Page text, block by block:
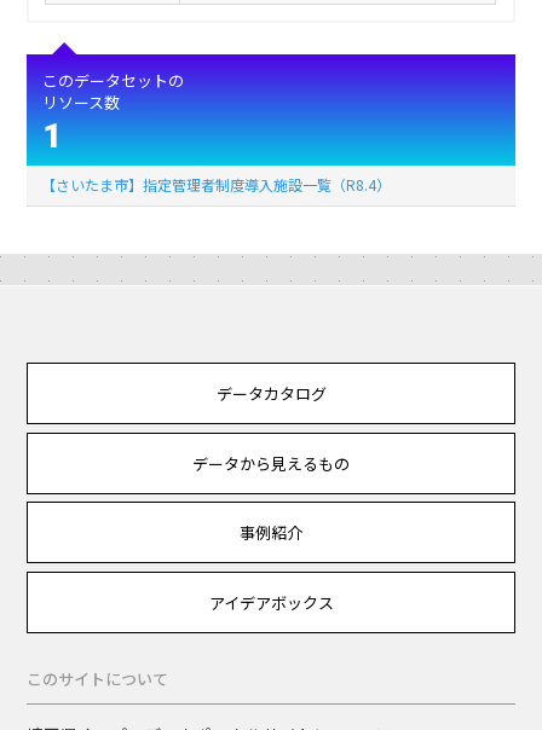
このデータセットの
リソース数
1
【さいたま市】指定管理者制度導入施設一覧（R8.4）
データカタログ
データから見えるもの
事例紹介
アイデアボックス
このサイトについて